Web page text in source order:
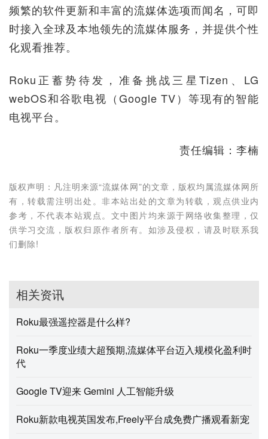
频繁的软件更新和丰富的流媒体选项而闻名，可即
时接入全球及本地领先的流媒体服务，并提供个性
化观看推荐。
Roku正蓄势待发，准备挑战三星Tizen、LG
webOS和谷歌电视（Google TV）等现有的智能
电视平台。
责任编辑：李楠
版权声明：凡注明来源“流媒体网”的文章，版权均属流媒体网所
有，转载需注明出处。非本站出处的文章为转载，观点供业内
参考，不代表本站观点。文中图片均来源于网络收集整理，仅
供学习交流，版权归原作者所有。如涉及侵权，请及时联系我
们删除!
相关资讯
Roku最强遥控器是什么样?
Roku一季度业绩大超预期,流媒体平台迈入规模化盈利时
代
Google TV迎来 Gemini 人工智能升级
Roku新款电视英国发布,Freely平台成免费广播观看新宠